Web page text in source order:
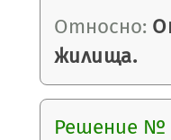
Относно:
жилища.
Решение №